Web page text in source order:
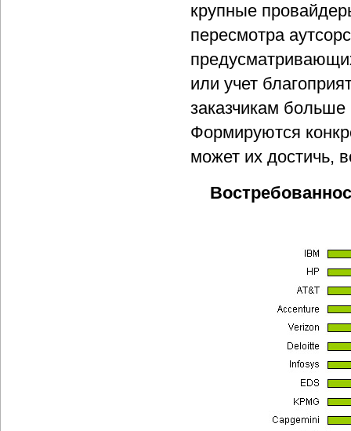
крупные
пересмотра
или учет
заказчикам
Формируются
может их достичь,